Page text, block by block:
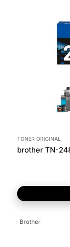
TONER ORIGINAL
Brother